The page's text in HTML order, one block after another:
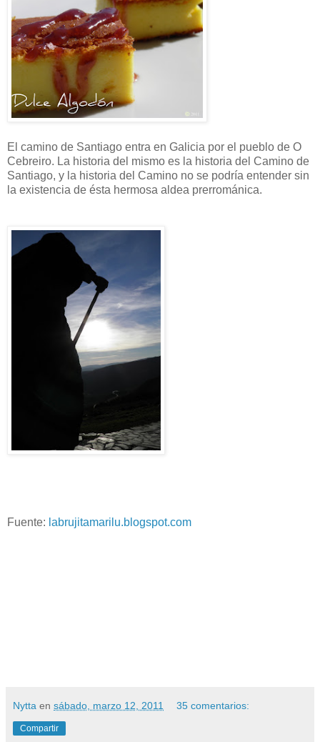
El camino de Santiago entra en Galicia por el pueblo de O
Cebreiro. La historia del mismo es la historia del Camino de
Santiago, y la historia del Camino no se podría entender sin
la existencia de ésta hermosa aldea prerrománica.
Fuente: labrujitamarilu.blogspot.com
Nytta en sábado, marzo 12, 2011 35 comentarios:
Compartir